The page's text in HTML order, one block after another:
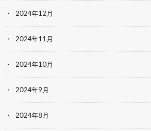
2024年12月
2024年11月
2024年10月
2024年9月
2024年8月